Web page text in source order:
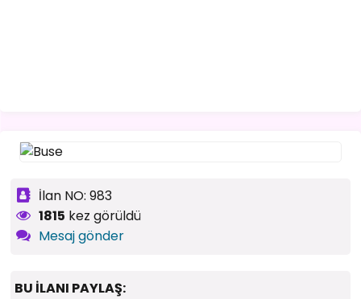
İlan NO: 983
1815 kez görüldü
Mesaj gönder
BU İLANI PAYLAŞ: